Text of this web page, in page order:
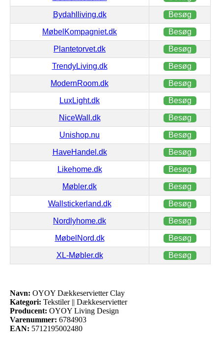
Bydahlliving.dk Besøg
MøbelKompagniet.dk Besøg
Plantetorvet.dk Besøg
TrendyLiving.dk Besøg
ModernRoom.dk Besøg
LuxLight.dk Besøg
NiceWall.dk Besøg
Unishop.nu Besøg
HaveHandel.dk Besøg
Likehome.dk Besøg
Møbler.dk Besøg
Wallstickerland.dk Besøg
Nordlyhome.dk Besøg
MøbelNord.dk Besøg
XL-Møbler.dk Besøg
Navn: OYOY Dækkeservietter Clay
Kategori: Tekstiler || Dækkeservietter
Producent: OYOY Living Design
Varenummer: 6784903
EAN: 5712195002480